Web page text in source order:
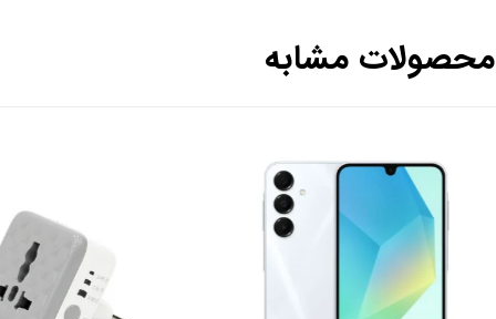
محصولات مشابه